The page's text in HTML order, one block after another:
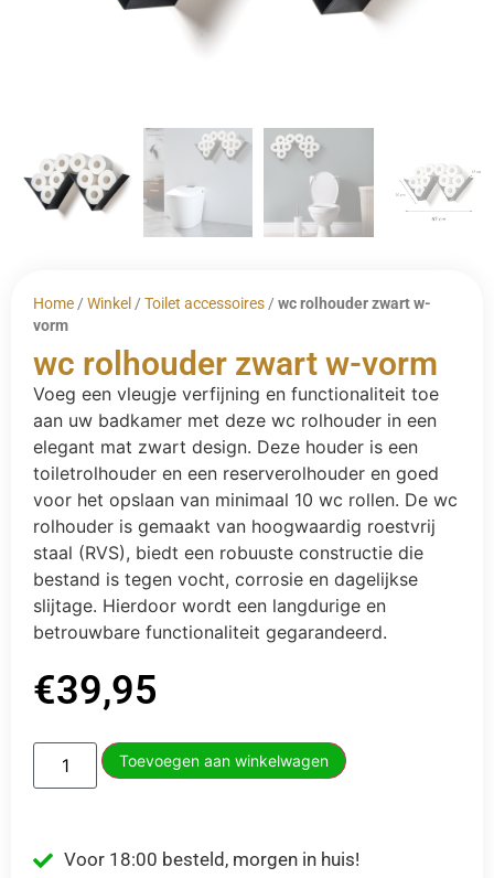
Home / Winkel / Toilet accessoires / wc rolhouder zwart w-
vorm
wc rolhouder zwart w-vorm
Voeg een vleugje verfijning en functionaliteit toe
aan uw badkamer met deze wc rolhouder in een
elegant mat zwart design. Deze houder is een
toiletrolhouder en een reserverolhouder en goed
voor het opslaan van minimaal 10 wc rollen. De wc
rolhouder is gemaakt van hoogwaardig roestvrij
staal (RVS), biedt een robuuste constructie die
bestand is tegen vocht, corrosie en dagelijkse
slijtage. Hierdoor wordt een langdurige en
betrouwbare functionaliteit gegarandeerd.
€39,95
Toevoegen aan winkelwagen
Voor 18:00 besteld, morgen in huis!